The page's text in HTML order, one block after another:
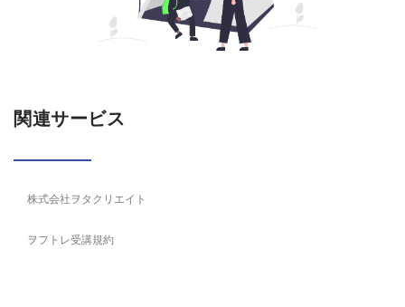
関連サービス
株式会社ヲタクリエイト
ヲフトレ受講規約